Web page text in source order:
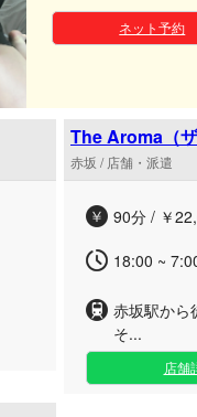
ネット予約
The Aroma（
赤坂 / 店舗・派遣
90分 / ￥
18:00 ~
赤坂駅から
そ...
店舗